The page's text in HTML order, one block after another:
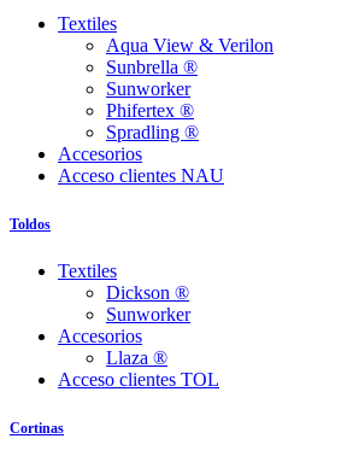
Textiles
Aqua View & Verilon
Sunbrella ®
Sunworker
Phifertex ®
Spradling ®
Accesorios
Acceso clientes NAU
Toldos
Textiles
Dickson ®
Sunworker
Accesorios
Llaza ®
Acceso clientes TOL
Cortinas